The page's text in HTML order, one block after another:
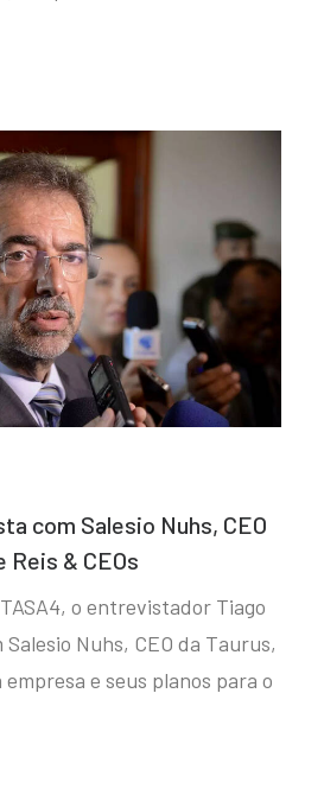
com Salesio Nuhs, CEO
Reis & CEOs
o entrevistador Tiago
Nuhs, CEO da Taurus,
e seus planos para o